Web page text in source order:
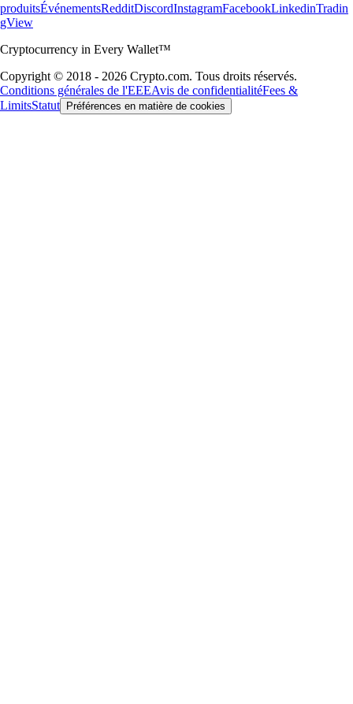
produitsÉvénementsRedditDiscordInstagramFacebookLinkedinTradin
gView
Cryptocurrency in Every Wallet™
Copyright © 2018 - 2026 Crypto.com. Tous droits réservés.
Conditions générales de l'EEEAvis de confidentialitéFees &
LimitsStatut Préférences en matière de cookies